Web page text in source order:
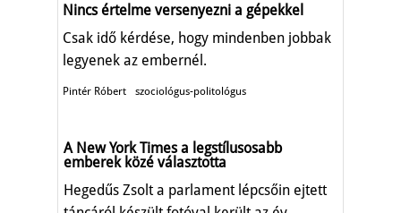
Nincs értelme versenyezni a gépekkel
Csak idő kérdése, hogy mindenben jobbak
legyenek az embernél.
Pintér Róbert szociológus-politológus
A New York Times a legstílusosabb
emberek közé választotta
Hegedűs Zsolt a parlament lépcsőin ejtett